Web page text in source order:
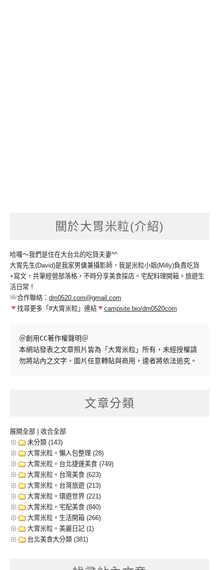
關於大胃米粒(介紹)
哈囉～我們是住在大台北的吃貨夫妻^^
大胃先生(David)是我家男傭兼攝影師，我是米粒小姐(Milly)負責吃貨
+寫文，共筆經營部落格，不時分享美食探店。宅配料理開箱。旅遊生
活日常！
合作聯絡： dm0520.com@gmail.com
找尋更多「#大胃米粒」連結
campsite.bio/dm0520com
＠創用CC著作權聲明＠
本網站發表之文章照片皆為「大胃米粒」所有，未經授權請
勿將站內之文字、圖片任意轉貼與商用，違者將依法追究。
文章分類
展開全部 | 收合全部
未分類 (143)
大胃米粒。懶人包整理 (28)
大胃米粒。台北捷運美食 (749)
大胃米粒。台灣美食 (623)
大胃米粒。台灣旅遊 (213)
大胃米粒。環遊世界 (221)
大胃米粒。宅配美食 (840)
大胃米粒。生活開箱 (266)
大胃米粒。美麗日記 (1)
台北美食大分類 (381)